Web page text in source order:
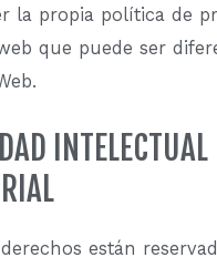
la propia política de
que puede ser
INTELECTUAL
están